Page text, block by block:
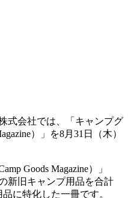
式会社では、「キャンプグ
）」を8月31日（木）
Goods Magazine）」
新旧キャンプ用品を合計
に特化した一冊です。